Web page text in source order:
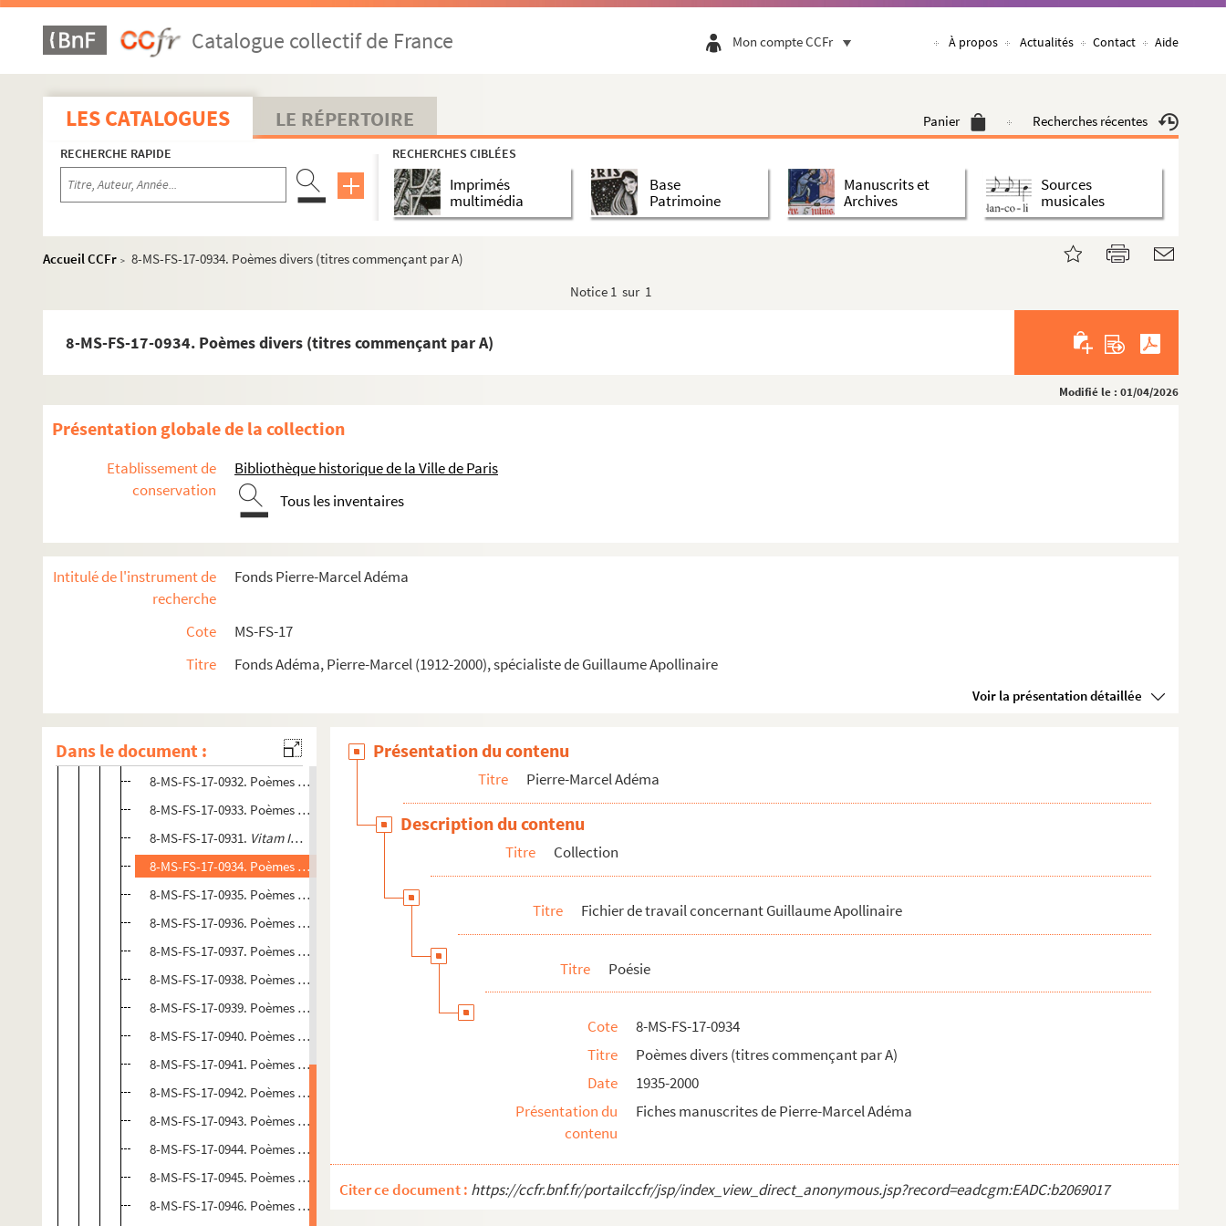
Catalogue collectif de France Mon compte CCFr À propos Actualités Contact Aide
LES CATALOGUES LE RÉPERTOIRE Panier Recherches récentes
RECHERCHE RAPIDE RECHERCHES CIBLÉES
Imprimés
multimédia
Base
Patrimoine
Manuscrits et
Archives
Sources
musicales
Accueil CCFr > 8-MS-FS-17-0934. Poèmes divers (titres commençant par A)
Notice 1 sur 1
8-MS-FS-17-0934. Poèmes divers (titres commençant par A)
Modifié le : 01/04/2026
Présentation globale de la collection
Etablissement de
conservation
Bibliothèque historique de la Ville de Paris
Tous les inventaires
Intitulé de l'instrument de
recherche
Fonds Pierre-Marcel Adéma
Cote
MS-FS-17
Titre
Fonds Adéma, Pierre-Marcel (1912-2000), spécialiste de Guillaume Apollinaire
Voir la présentation détaillée
Dans le document :
Guillaume Apollinaire
Activités
Collection
4-MS-FS-17-1302. Listes des documents collectés et notes de travail
2-MS-FS-17-0032. Répertoire alphabétique
4-MS-FS-17-1386. Don de sa collection à la Bibliothèque historique de la Ville de Paris
Fichier de travail concernant Guillaume Apollinaire
8-MS-FS-17-1047. Biographie
Iconographie
Œuvres
Personnalités et divers
8-MS-FS-17-0929.
8-MS-FS-17-0930.
Calligrammes
8-MS-FS-17-0932. Poèmes à Lou
8-MS-FS-17-0933. Poèmes à Madeleine
8-MS-FS-17-0931. Vitam Impendere amori
8-MS-FS-17-0934. Poèmes divers (titres commençant par A)
8-MS-FS-17-0935. Poèmes divers (titres commençant par B)
8-MS-FS-17-0936. Poèmes divers (titres commençant par C)
8-MS-FS-17-0937. Poèmes divers (titres commençant par D)
8-MS-FS-17-0938. Poèmes divers (titres commençant par E)
8-MS-FS-17-0939. Poèmes divers (titres commençant par F)
8-MS-FS-17-0940. Poèmes divers (titres commençant par G, H, I, J)
8-MS-FS-17-0941. Poèmes divers (titres commençant par L)
8-MS-FS-17-0942. Poèmes divers (titres commençant par M)
8-MS-FS-17-0943. Poèmes divers (titres commençant par N)
8-MS-FS-17-0944. Poèmes divers (titres commençant par O)
8-MS-FS-17-0945. Poèmes divers (titres commençant par P)
8-MS-FS-17-0946. Poèmes divers (titres commençant par Q, R)
Présentation du contenu
Titre Pierre-Marcel Adéma
Description du contenu
Titre Collection
Titre Fichier de travail concernant Guillaume Apollinaire
Titre Poésie
Cote
8-MS-FS-17-0934
Titre
Poèmes divers (titres commençant par A)
Date
1935-2000
Présentation du
contenu
Fiches manuscrites de Pierre-Marcel Adéma
Citer ce document : https://ccfr.bnf.fr/portailccfr/jsp/index_view_direct_anonymous.jsp?record=eadcgm:EADC:b2069017